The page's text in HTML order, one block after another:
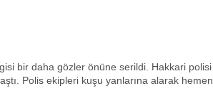
Keskin'i ziyaret etti
sevgi seli
bir daha gözler önüne serildi. Hakkari polisi
Polis ekipleri kuşu yanlarına alarak hemen